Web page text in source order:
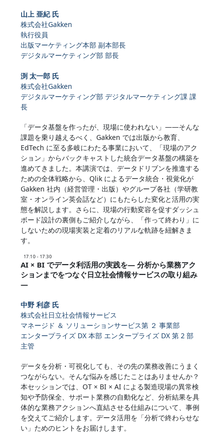
山上 亜紀 氏
株式会社Gakken
執行役員
出版マーケティング本部 副本部長
デジタルマーケティング部 部長
渕 太一郎 氏
株式会社Gakken
デジタルマーケティング部 デジタルマーケティング課 課
長
「データ基盤を作ったが、現場に使われない」――そんな
課題を乗り越えるべく、Gakken では出版から教育、
EdTech に至る多岐にわたる事業において、「現場のアク
ション」からバックキャストした統合データ基盤の構築を
進めてきました。本講演では、データドリブンを推進する
ための全体戦略から、Qlik によるデータ統合・視覚化が
Gakken 社内（経営管理・出版）やグループ各社（学研教
室・オンライン英会話など）にもたらした変化と活用の実
態を解説します。さらに、現場の行動変容を促すダッシュ
ボード設計の裏側もご紹介しながら、「作って終わり」に
しないための現場実装と定着のリアルな軌跡を紐解きま
す。
17:10 - 17:30
AI × BI でデータ利活用の実践を― 分析から業務アク
ションまでをつなぐ日立社会情報サービスの取り組み
―
中野 利彦 氏
株式会社日立社会情報サービス
マネージド ＆ ソリューションサービス第 ２ 事業部
エンタープライズ DX 本部 エンタープライズ DX 第 2 部
主管
データを分析・可視化しても、その先の業務改善にうまく
つながらない。そんな悩みを感じたことはありませんか？
本セッションでは、OT × BI × AI による製造現場の異常検
知や予防保全、サポート業務の自動化など、分析結果を具
体的な業務アクションへ直結させる仕組みについて、事例
を交えてご紹介します。データ活用を「分析で終わらせな
い」ためのヒントをお届けします。